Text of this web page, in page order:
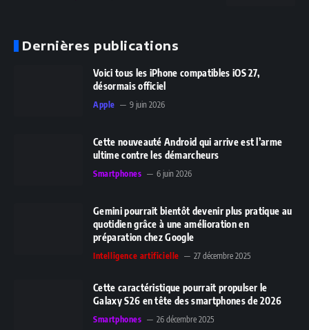
Dernières publications
Voici tous les iPhone compatibles iOS 27,
désormais officiel
Apple 9 juin 2026
Cette nouveauté Android qui arrive est l’arme
ultime contre les démarcheurs
Smartphones 6 juin 2026
Gemini pourrait bientôt devenir plus pratique au
quotidien grâce à une amélioration en
préparation chez Google
Intelligence artificielle 27 décembre 2025
Cette caractéristique pourrait propulser le
Galaxy S26 en tête des smartphones de 2026
Smartphones 26 décembre 2025